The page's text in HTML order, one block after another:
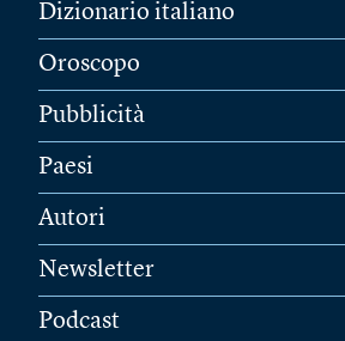
Dizionario italiano
Oroscopo
Pubblicità
Paesi
Autori
Newsletter
Podcast